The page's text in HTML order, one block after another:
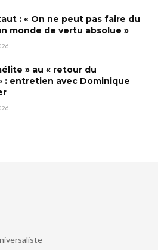
: « On ne peut pas faire du
monde de vertu absolue »
» au « retour du
: entretien avec Dominique